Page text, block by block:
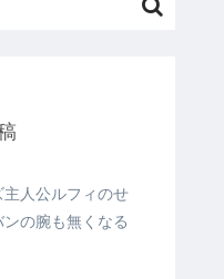
主人公ルフィのせ
の腕も無くなる